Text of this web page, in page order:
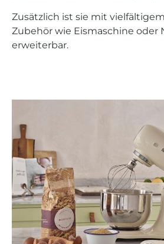
Zusätzlich ist sie mit
Zubehör wie Eismaschine oder
erweiterbar.